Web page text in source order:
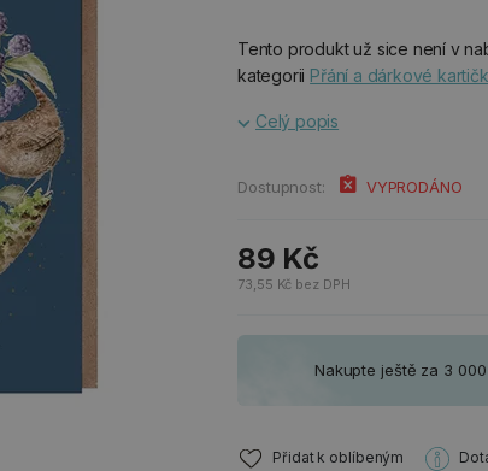
Tento produkt už sice není v
kategorii Přání a dárkové
Celý popis
Dostupnost: VYPRODÁNO
89 Kč
73,55 Kč bez DPH
Nakupte ještě za 3
Přidat k oblíbeným